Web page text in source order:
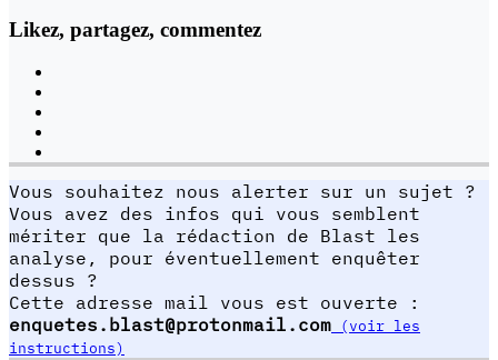
Likez, partagez, commentez
Vous souhaitez nous alerter sur un sujet ?
Vous avez des infos qui vous semblent
mériter que la rédaction de Blast les
analyse, pour éventuellement enquêter
dessus ?
Cette adresse mail vous est ouverte :
enquetes.blast@protonmail.com (voir les
instructions)